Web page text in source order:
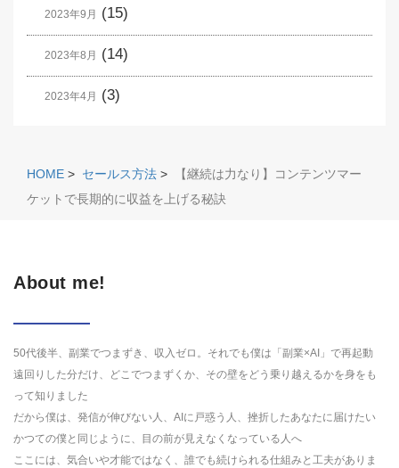
2023年9月 (15)
2023年8月 (14)
2023年4月 (3)
HOME > セールス方法 >
【継続は力なり】コンテンツマー
ケットで長期的に収益を上げる秘訣
About me!
50代後半、副業でつまずき、収入ゼロ。それでも僕は「副業×AI」で再起動
遠回りした分だけ、どこでつまずくか、その壁をどう乗り越えるかを身をも
って知りました
だから僕は、発信が伸びない人、AIに戸惑う人、挫折したあなたに届けたい
かつての僕と同じように、目の前が見えなくなっている人へ
ここには、気合いや才能ではなく、誰でも続けられる仕組みと工夫がありま